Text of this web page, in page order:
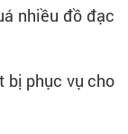
nhiều đồ đạc
bị phục vụ cho